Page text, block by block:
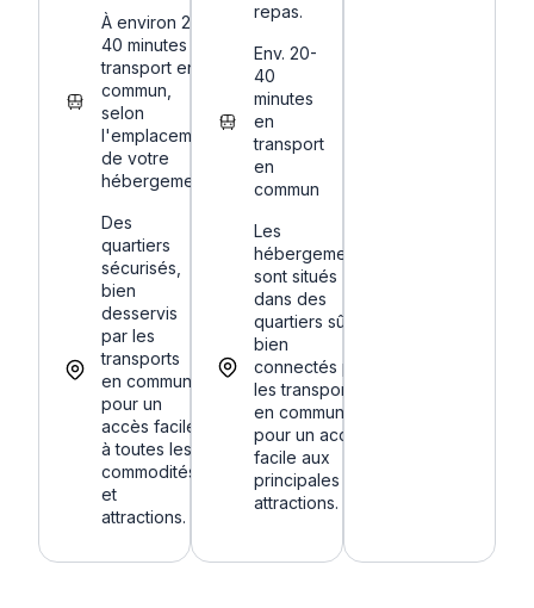
À environ 20-
40 minutes en
transport en
commun,
selon
l'emplacement
de votre
hébergement.
Des
quartiers
sécurisés,
bien
desservis
par les
transports
en commun,
pour un
accès facile
à toutes les
commodités
et
attractions.
repas.
Env. 20-
40
minutes
en
transport
en
commun
Les
hébergements
sont situés
dans des
quartiers sûrs,
bien
connectés par
les transports
en commun
pour un accès
facile aux
principales
attractions.